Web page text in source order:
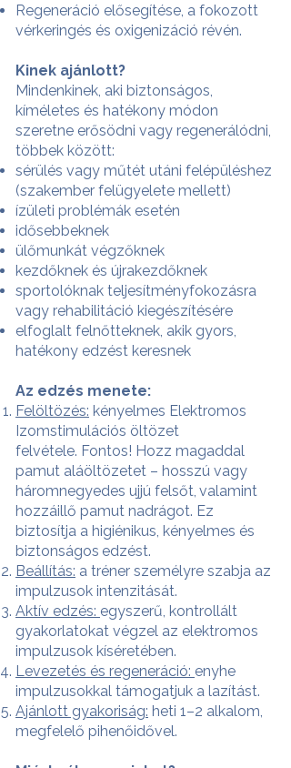
Regeneráció elősegítése, a fokozott
vérkeringés és oxigenizáció révén.
Kinek ajánlott?
Mindenkinek, aki biztonságos,
kíméletes és hatékony módon
szeretne erősödni vagy regenerálódni,
többek között:
sérülés vagy műtét utáni felépüléshez
(szakember felügyelete mellett)
ízületi problémák esetén
idősebbeknek
ülőmunkát végzőknek
kezdőknek és újrakezdőknek
sportolóknak teljesítményfokozásra
vagy rehabilitáció kiegészítésére
elfoglalt felnőtteknek, akik gyors,
hatékony edzést keresnek
Az edzés menete:
Felöltözés: kényelmes Elektromos
Izomstimulációs öltözet
felvétele. Fontos! Hozz magaddal
pamut aláöltözetet – hosszú vagy
háromnegyedes ujjú felsőt, valamint
hozzáillő pamut nadrágot. Ez
biztosítja a higiénikus, kényelmes és
biztonságos edzést.
Beállítás: a tréner személyre szabja az
impulzusok intenzitását.
Aktív edzés: egyszerű, kontrollált
gyakorlatokat végzel az elektromos
impulzusok kíséretében.
Levezetés és regeneráció: enyhe
impulzusokkal támogatjuk a lazítást.
Ajánlott gyakoriság: heti 1–2 alkalom,
megfelelő pihenőidővel.